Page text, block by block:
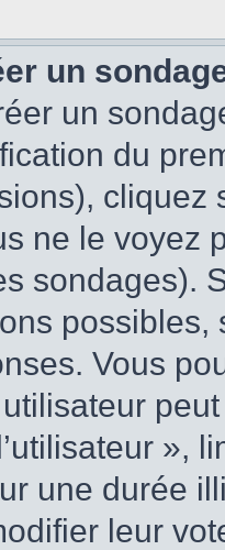
un
un
du
cliquez
ne le voyez
sondages).
Vous
»,
une durée
leur